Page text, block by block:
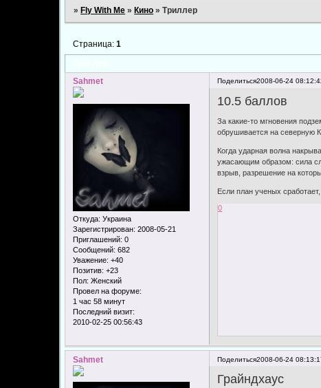
» Fly With Me » Кино »Триллер
Страница:1
Поделиться2008-06-24
Sahmet
Откуда: Украина
Зарегистрирован: 2008-05-21
Приглашений: 0
Сообщений: 682
Уважение: +40
Позитив: +23
Пол: Женский
Провел на форуме:
1 час 58 минут
Последний визит:
2010-02-25 00:56:43
10.5 баллов
За какие-то мгновения
обрушивается на северную
Когда ударная волна
ужасающим образом: сила
взрыв, разрешение на
Если план ученых
0
Поделиться2008-06-24
Sahmet
Грайндхаус